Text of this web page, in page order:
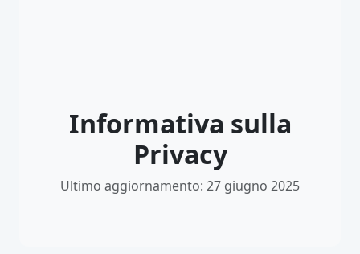
Informativa sulla
Privacy
Ultimo aggiornamento: 27 giugno 2025